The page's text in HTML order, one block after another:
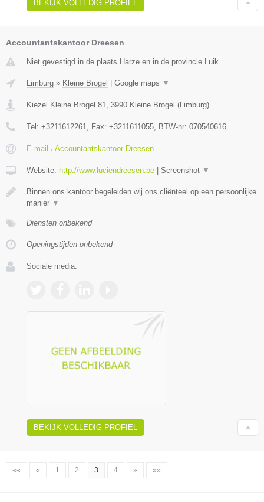
BEKIJK VOLLEDIG PROFIEL
Accountantskantoor Dreesen
Niet gevestigd in de plaats Harze en in de provincie Luik.
Limburg » Kleine Brogel Google maps ▼
Kiezel Kleine Brogel 81 3990 Kleine Brogel ( Limburg)
Tel: +3211612261 , Fax: +3211611055 , BTW-nr: 070540616
E-mail › Accountantskantoor Dreesen
Website: http://www.luciendreesen.be Screenshot ▼
Binnen ons kantoor begeleiden wij ons cliënteel op een persoonlijke
manier ▼
Diensten onbekend
Openingstijden onbekend
Sociale media:
BEKIJK VOLLEDIG PROFIEL
«« « 1 2 3 4 » »»